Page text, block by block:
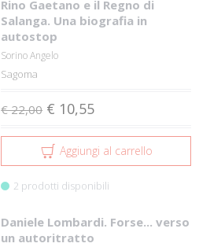
Rino Gaetano e il Regno di
Salanga. Una biografia in
autostop
Sorino Angelo
Sagoma
€ 22,00 € 10,55
Aggiungi al carrello
2 prodotti disponibili
Daniele Lombardi. Forse... verso
un autoritratto